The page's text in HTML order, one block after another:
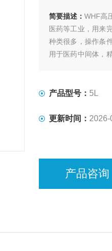
简要描述：WHF高
医药等工业，用来
种类很多，操作条
用于医药中间体，
产品型号： 5L
更新时间： 2026-
产品咨询